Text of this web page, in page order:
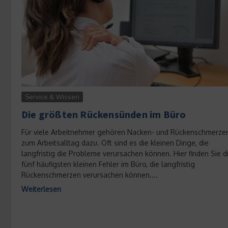
Service & Wissen
Die größten Rückensünden im Büro
Für viele Arbeitnehmer gehören Nacken- und
zum Arbeitsalltag dazu. Oft sind es die kleinen Dinge, die
langfristig die Probleme verursachen können. Hier finden Sie
fünf häufigsten kleinen Fehler im Büro, die langfristig
Rückenschmerzen verursachen können....
Weiterlesen